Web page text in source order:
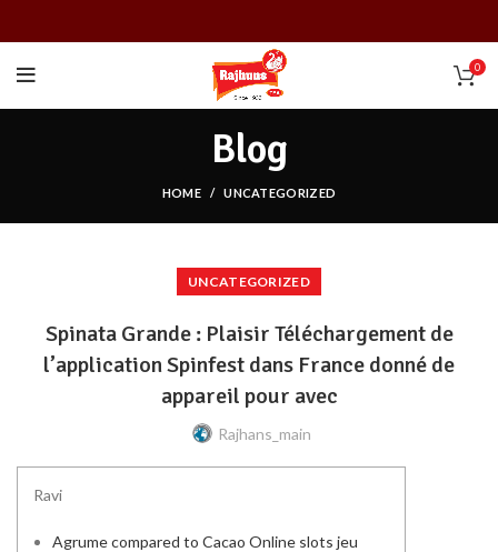
0
Blog
HOME UNCATEGORIZED
UNCATEGORIZED
Spinata Grande : Plaisir Téléchargement de
l’application Spinfest dans France donné de
appareil pour avec
Rajhans_main
Ravi
Agrume compared to Cacao Online slots jeu